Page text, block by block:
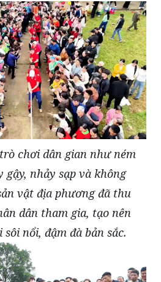
chơi dân gian như ném
gậy, nhảy sạp và không
vật địa phương đã thu
dân tham gia, tạo nên
nổi, đậm đà bản sắc.